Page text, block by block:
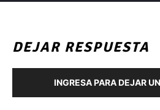
DEJAR RESPUESTA
INGRESA PARA DEJAR